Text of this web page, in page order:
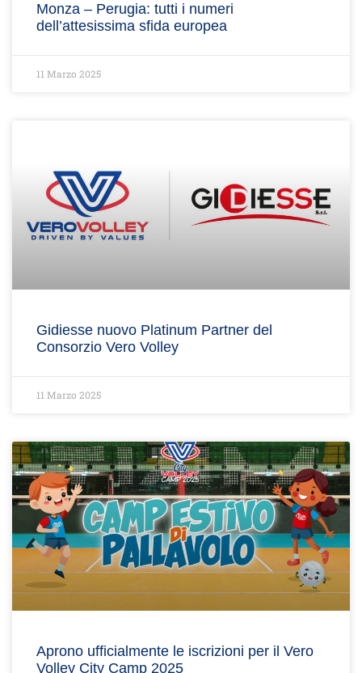
Monza – Perugia: tutti i numeri
dell’attesissima sfida europea
11 Marzo 2025
Gidiesse nuovo Platinum Partner del
Consorzio Vero Volley
11 Marzo 2025
Aprono ufficialmente le iscrizioni per il Vero
Volley City Camp 2025